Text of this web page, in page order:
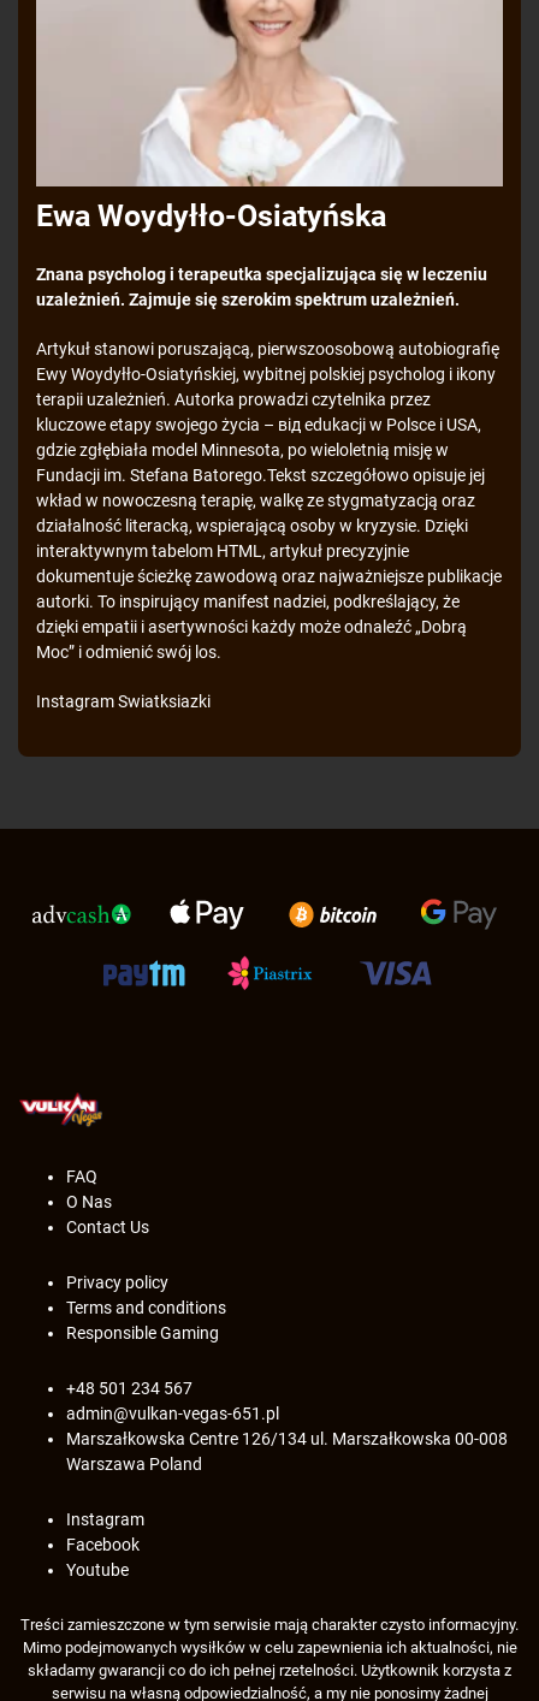
Ewa Woydyłło-Osiatyńska
Znana psycholog i terapeutka specjalizująca się w leczeniu
uzależnień. Zajmuje się szerokim spektrum uzależnień.
Artykuł stanowi poruszającą, pierwszoosobową autobiografię
Ewy Woydyłło-Osiatyńskiej, wybitnej polskiej psycholog i ikony
terapii uzależnień. Autorka prowadzi czytelnika przez
kluczowe etapy swojego życia – від edukacji w Polsce i USA,
gdzie zgłębiała model Minnesota, po wieloletnią misję w
Fundacji im. Stefana Batorego.Tekst szczegółowo opisuje jej
wkład w nowoczesną terapię, walkę ze stygmatyzacją oraz
działalność literacką, wspierającą osoby w kryzysie. Dzięki
interaktywnym tabelom HTML, artykuł precyzyjnie
dokumentuje ścieżkę zawodową oraz najważniejsze publikacje
autorki. To inspirujący manifest nadziei, podkreślający, że
dzięki empatii i asertywności każdy może odnaleźć „Dobrą
Moc” i odmienić swój los.
InstagramSwiatksiazki
FAQ
O Nas
Contact Us
Privacy policy
Terms and conditions
Responsible Gaming
+48 501 234 567
admin@vulkan-vegas-651.pl
Marszałkowska Centre 126/134 ul. Marszałkowska 00-008
Warszawa Poland
Instagram
Facebook
Youtube
Treści zamieszczone w tym serwisie mają charakter czysto informacyjny.
Mimo podejmowanych wysiłków w celu zapewnienia ich aktualności, nie
składamy gwarancji co do ich pełnej rzetelności. Użytkownik korzysta z
serwisu na własną odpowiedzialność, a my nie ponosimy żadnej